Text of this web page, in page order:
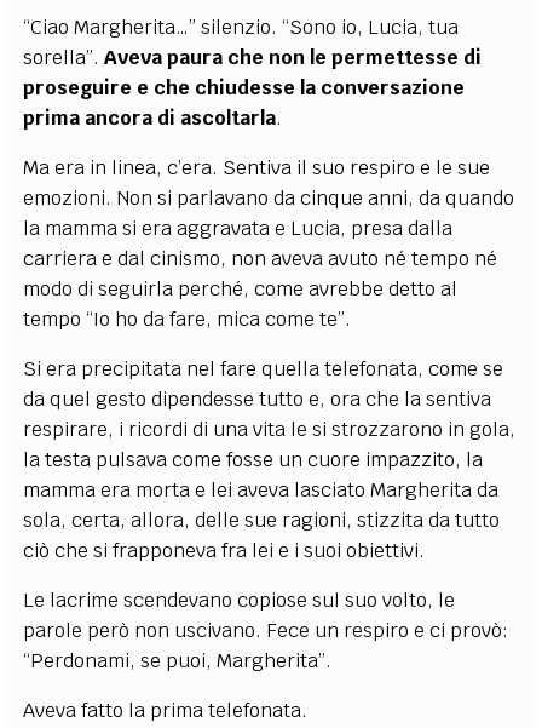
“Ciao Margherita…” silenzio. “Sono io, Lucia, tua
sorella”.Aveva paura che non le permettesse di
proseguire e che chiudesse la conversazione
prima ancora di ascoltarla.
Ma era in linea, c’era. Sentiva il suo respiro e le sue
emozioni. Non si parlavano da cinque anni, da quando
la mamma si era aggravata e Lucia, presa dalla
carriera e dal cinismo, non aveva avuto né tempo né
modo di seguirla perché, come avrebbe detto al
tempo “Io ho da fare, mica come te”.
Si era precipitata nel fare quella telefonata, come se
da quel gesto dipendesse tutto e, ora che la sentiva
respirare, i ricordi di una vita le si strozzarono in gola,
la testa pulsava come fosse un cuore impazzito, la
mamma era morta e lei aveva lasciato Margherita da
sola, certa, allora, delle sue ragioni, stizzita da tutto
ciò che si frapponeva fra lei e i suoi obiettivi.
Le lacrime scendevano copiose sul suo volto, le
parole però non uscivano. Fece un respiro e ci provò:
“Perdonami, se puoi, Margherita”.
Aveva fatto la prima telefonata.